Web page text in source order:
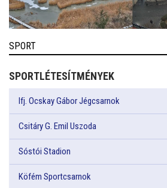
SPORT
SPORTLÉTESÍTMÉNYEK
Ifj. Ocskay Gábor Jégcsarnok
Csitáry G. Emil Uszoda
Sóstói Stadion
Köfém Sportcsarnok